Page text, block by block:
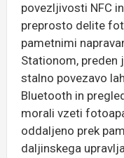
povezljivosti NFC
preprosto delite
pametnimi
Stationom, preden
stalno povezavo
Bluetooth in
morali vzeti
oddaljeno prek
daljinskega